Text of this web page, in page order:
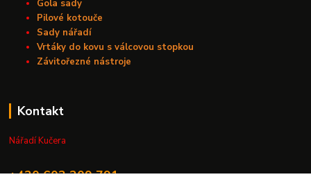
Gola sady
Pilové kotouče
Sady nářadí
Vrtáky do kovu s válcovou stopkou
Závitořezné nástroje
Kontakt
Nářadí Kučera
+420 603 209 791